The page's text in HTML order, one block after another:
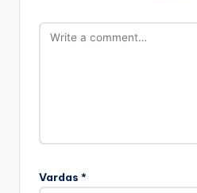
Vardas *